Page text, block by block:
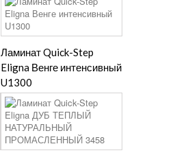
Ламинат Quick-Step
Eligna Венге интенсивный
U1300